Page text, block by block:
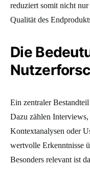
reduziert somit nicht
Qualität des
Die
Ein zentraler
Dazu zählen
Kontextanalysen oder
wertvolle Erkenntnisse
Besonders relevant ist